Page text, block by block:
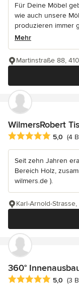
Für Deine Möbel
wie auch unsere
produzieren immer
Mehr
Martinstraße 88,
WilmersRobert
Durchschnittliche
5,0 (4
Seit zehn Jahren
Bereich Holz,
wilmers.de ).
Karl-Arnold-
360°
Durchschnittliche
5,0 (3